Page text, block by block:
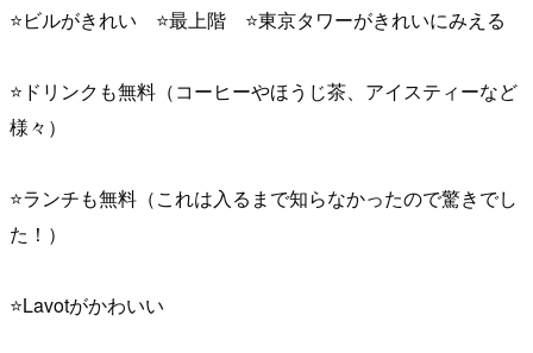
⭐ビルがきれい ⭐最上階 ⭐東京タワーがきれいにみえる
⭐ドリンクも無料（コーヒーやほうじ茶、アイスティーなど
様々）
⭐ランチも無料（これは入るまで知らなかったので驚きでし
た！）
⭐Lavotがかわいい